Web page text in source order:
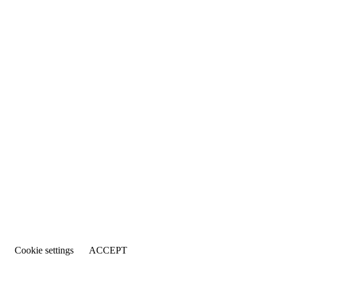
Cookie settings
ACCEPT